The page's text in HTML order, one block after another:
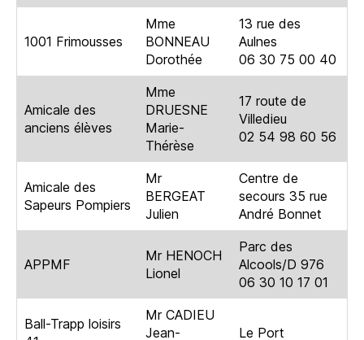
1001 Frimousses
Mme
BONNEAU
Dorothée
13 rue des
Aulnes
06 30 75 00 40
Amicale des
anciens élèves
Mme
DRUESNE
Marie-
Thérèse
17 route de
Villedieu
02 54 98 60 56
Amicale des
Sapeurs Pompiers
Mr
BERGEAT
Julien
Centre de
secours 35 rue
André Bonnet
APPMF
Mr HENOCH
Lionel
Parc des
Alcools/D 976
06 30 10 17 01
Ball-Trapp loisirs
Mr CADIEU
Jean-
Le Port